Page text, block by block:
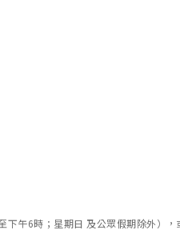
午6時；星期日 及公眾假期除外）